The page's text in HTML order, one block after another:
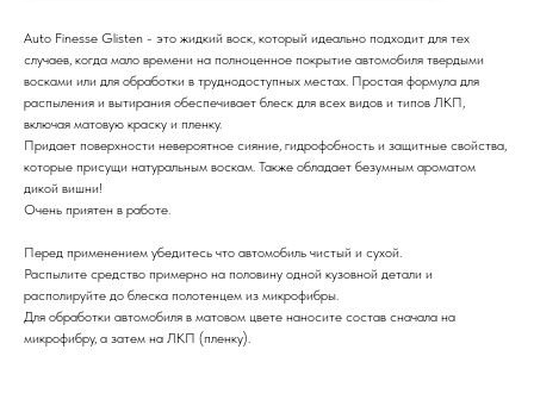
Auto Finesse Glisten - это жидкий воск, который идеально подходит для тех
случаев, когда мало времени на полноценное покрытие автомобиля твердыми
восками или для обработки в труднодоступных местах. Простая формула для
распыления и вытирания обеспечивает блеск для всех видов и типов ЛКП,
включая матовую краску и пленку.
Придает поверхности невероятное сияние, гидрофобность и защитные свойства,
которые присущи натуральным воскам. Также обладает безумным ароматом
дикой вишни!
Очень приятен в работе.
Перед применением убедитесь что автомобиль чистый и сухой.
Распылите средство примерно на половину одной кузовной детали и
располируйте до блеска полотенцем из микрофибры.
Для обработки автомобиля в матовом цвете наносите состав сначала на
микрофибру, а затем на ЛКП (пленку).